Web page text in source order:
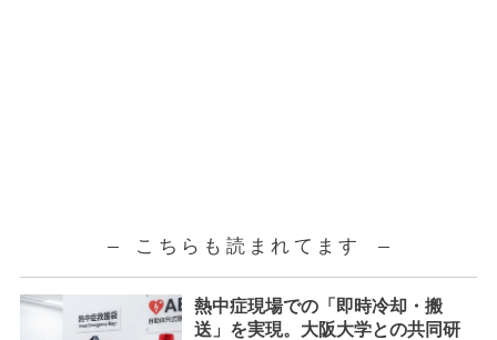
こちらも読まれてます
熱中症現場での「即時冷却・搬
送」を実現。大阪大学との共同研